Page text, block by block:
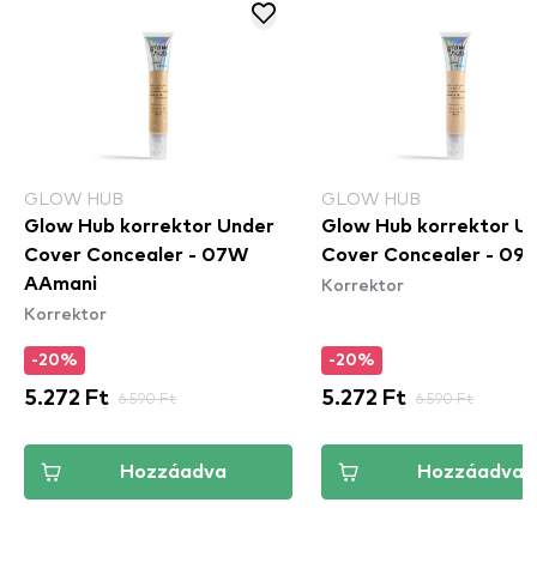
GLOW HUB
Glow Hub korrektor Under
Cover Concealer - 07W
AAmani
Korrektor
-20%
5.272 Ft 6.590 Ft
Hozzáadva
GLOW HUB
Glow Hub korrektor
Cover Concealer -
Korrektor
-20%
5.272 Ft 6.590 Ft
Hozzáadva